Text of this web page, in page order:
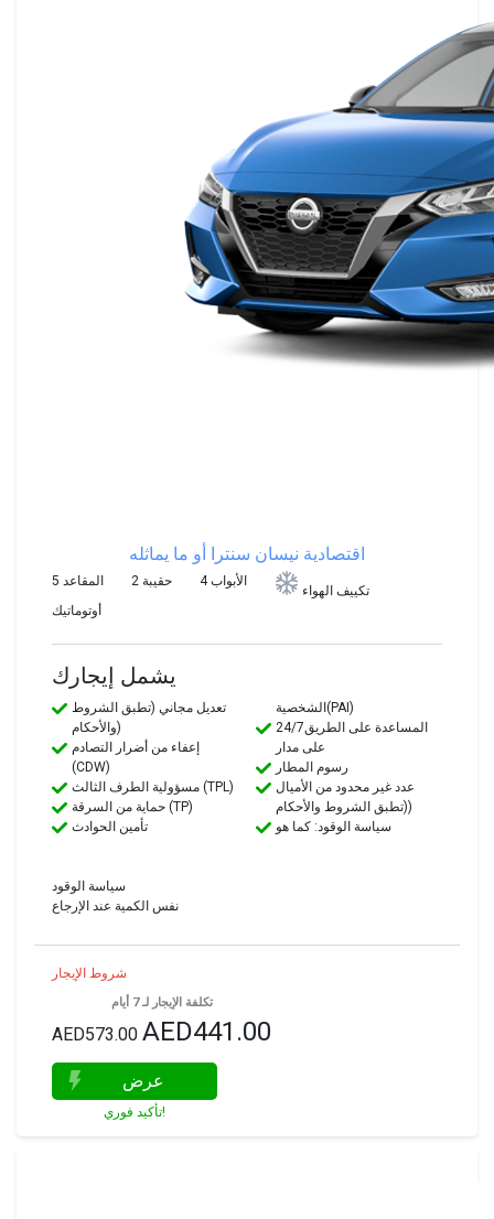
اقتصادية نيسان سنترا أو ما يماثله
5 المقاعد 2 حقيبة 4 الأبواب
تكييف الهواء
أوتوماتيك
يشمل إيجارك
تعديل مجاني (تطبق الشروط
والأحكام)
إعفاء من أضرار التصادم
(CDW)
مسؤولية الطرف الثالث (TPL)
حماية من السرقة (TP)
تأمين الحوادث
الشخصية(PAI)
24/7المساعدة على الطريق
على مدار
رسوم المطار
عدد غير محدود من الأميال
(تطبق الشروط والأحكام)
سياسة الوقود: كما هو
سياسة الوقود
نفس الكمية عند الإرجاع
شروط الإيجار
تكلفة الإيجار لـ 7 أيام
AED573.00 AED441.00
عرض
تأكيد فوري!